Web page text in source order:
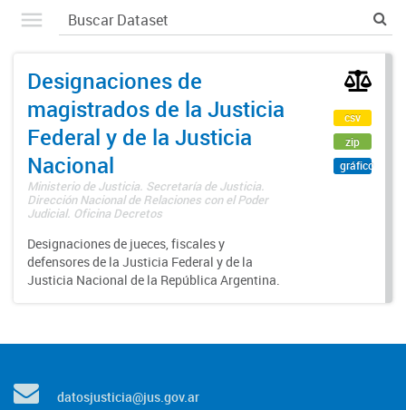
Designaciones de
magistrados de la Justicia
Federal y de la Justicia
Nacional
Ministerio de Justicia. Secretaría de Justicia.
Dirección Nacional de Relaciones con el Poder
Judicial. Oficina Decretos
Designaciones de jueces, fiscales y
defensores de la Justicia Federal y de la
Justicia Nacional de la República Argentina.
csv
zip
gráfico
datosjusticia@jus.gov.ar